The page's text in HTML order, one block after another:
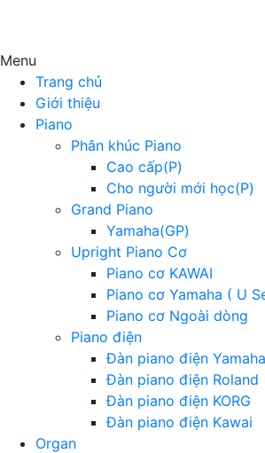
Menu
Trang chủ
Giới thiệu
Piano
Phân khúc Piano
Cao cấp(P)
Cho người mới học(P)
Grand Piano
Yamaha(GP)
Upright Piano Cơ
Piano cơ KAWAI
Piano cơ Yamaha ( U
Piano cơ Ngoài dòng
Piano điện
Đàn piano điện Yamaha
Đàn piano điện Roland
Đàn piano điện KORG
Đàn piano điện Kawai
Organ